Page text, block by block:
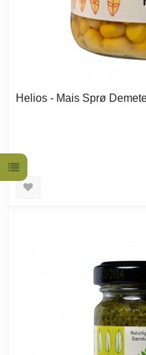
Helios - Mais Sprø